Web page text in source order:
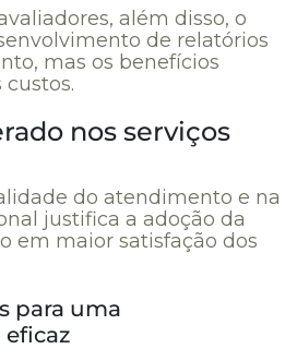
além disso, o
de relatórios
mas os benefícios
nos serviços
do atendimento e na
justifica a adoção da
em maior satisfação dos
para uma